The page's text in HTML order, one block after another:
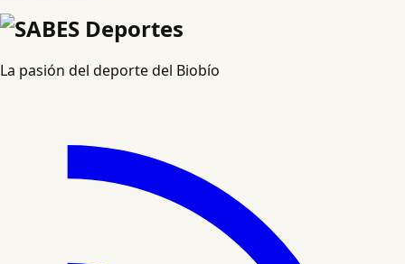
La pasión del deporte del Biobío